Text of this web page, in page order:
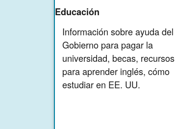
Educación
Información sobre ayuda del
Gobierno para pagar la
universidad, becas, recursos
para aprender inglés, cómo
estudiar en EE. UU.